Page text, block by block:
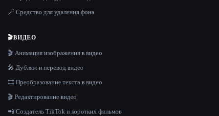
🪄 Средство для удаления фона
🎬ВИДЕО
🎬 Анимация изображения в видео
🎤 Дубляж и перевод видео
🎞️ Преобразование текста в видео
🎬 Редактирование видео
📲 Создатель TikTok и коротких фильмов